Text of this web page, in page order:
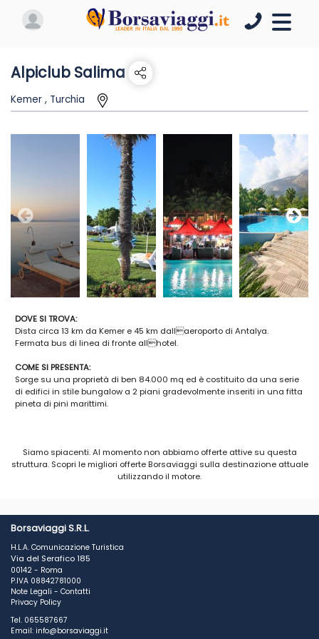
Alpiclub Salima
Kemer , Turchia
DOVE SI TROVA:
Dista circa 13 km da Kemer e 45 km dallaeroporto di Antalya.
Fermata bus di linea di fronte allhotel.
COME SI PRESENTA:
Sorge su una proprietà di ben 84.000 mq ed è costituito da una serie
di edifici in stile bungalow a 2 piani gradevolmente inseriti in una fitta
pineta di pini marittimi.
cui 1 con idromassaggio, 1 per bambini e 1 con scivoli. Uso gratuito di
lettini, ombrelloni e teli mare sia in piscina che alla spiaggia e
nellampio prato alle spalle della spiaggia (fino ad esaurimento).
Ristorante principale con servizio a buffet, show cooking con angolo
della pasta e specialità alla griglia, settimanalmente cena italiana e
cena tipica locale. Bar alla piscina, caffetteria. A pagamento: bar alla
spiaggia, ristorante à la carte (aperto solo per cena).
CAMERE:
411, con servizi privati, asciugacapelli, aria condizionata con controllo
individuale, telefono, TV satellitare con ricezione di canali italiani,
cassetta di sicurezza, terrazzo o veranda. Dispone inoltre di family
room con 2 camere, una con letto matrimoniale o letti gemelli e divano
letto, laltra con letti a castello, e un bagno (min 2 adulti + 2
Siamo spiacenti. Al momento non abbiamo offerte attive su questa
struttura. Scopri le migliori offerte Borsaviaggi sulla destinazione attuale
utilizzando il motore.
Borsaviaggi S.R.L.
H.L.A. Comunicazione Turistica
Via del Serafico 185
00142 - Roma
P.IVA 08842781000
Note Legali - Contatti
Privacy Policy
Tel. 065587667
Email: info@borsaviaggi.it